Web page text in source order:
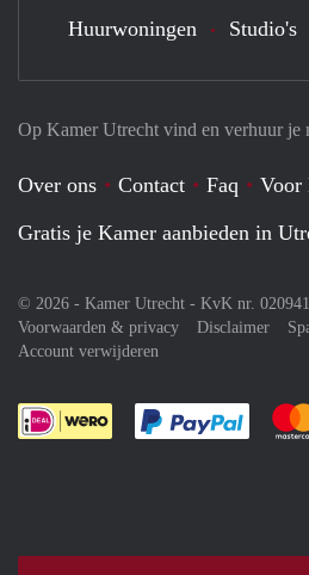
Op Kamer Utrecht vind en verhuur je
Over ons Contact Faq
Voor
Gratis je Kamer aanbieden in
© 2026 - Kamer Utrecht - KvK nr.
Voorwaarden & privacy
Disclaimer
Account verwijderen
Je
Huurwoningen Studio's